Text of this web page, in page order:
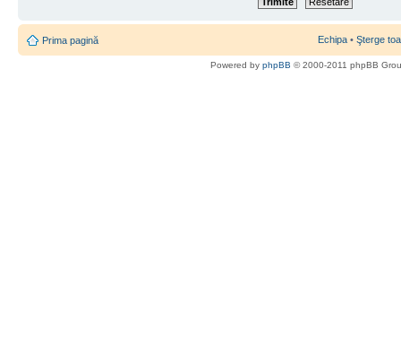
Prima pagină Echipa • Şterge
Powered by phpBB © 2000-2011 phpBB